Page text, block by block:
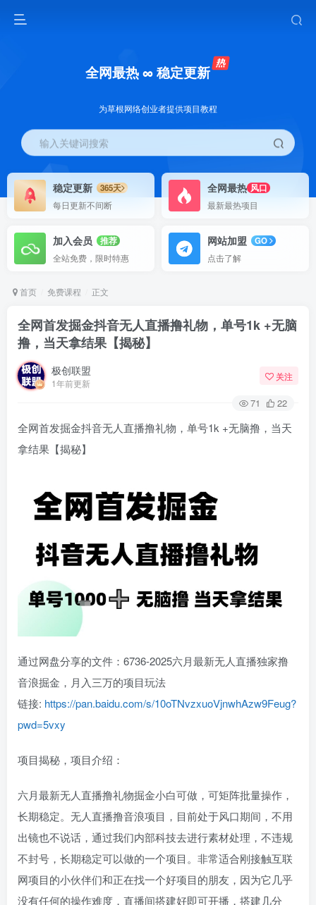
全网最热 ∞ 稳定更新
为草根网络创业者提供项目教程
输入关键词搜索
稳定更新
365天
每日更新不间断
全网最热 风口
最新最热项目
加入会员
推荐
全站免费，限时特惠
网站加盟
GO
点击了解
首页 免费课程 正文
全网首发掘金抖音无人直播撸礼物，单号1k +无脑
撸，当天拿结果【揭秘】
极创联盟
1年前更新
关注
71 22
全网首发掘金抖音无人直播撸礼物，单号1k +无脑撸，当天
拿结果【揭秘】
通过网盘分享的文件：6736-2025六月最新无人直播独家撸
音浪掘金，月入三万的项目玩法
链接: https://pan.baidu.com/s/10oTNvzxuoVjnwhAzw9Feug?
pwd=5vxy
项目揭秘，项目介绍：
六月最新无人直播撸礼物掘金小白可做，可矩阵批量操作，
长期稳定。无人直播撸音浪项目，目前处于风口期间，不用
出镜也不说话，通过我们内部科技去进行素材处理，不违规
不封号，长期稳定可以做的一个项目。非常适合刚接触互联
网项目的小伙伴们和正在找一个好项目的朋友，因为它几乎
没有任何的操作难度，直播间搭建好即可开播，搭建几分